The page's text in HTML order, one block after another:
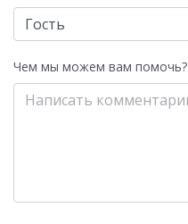
Чем мы можем вам помочь?